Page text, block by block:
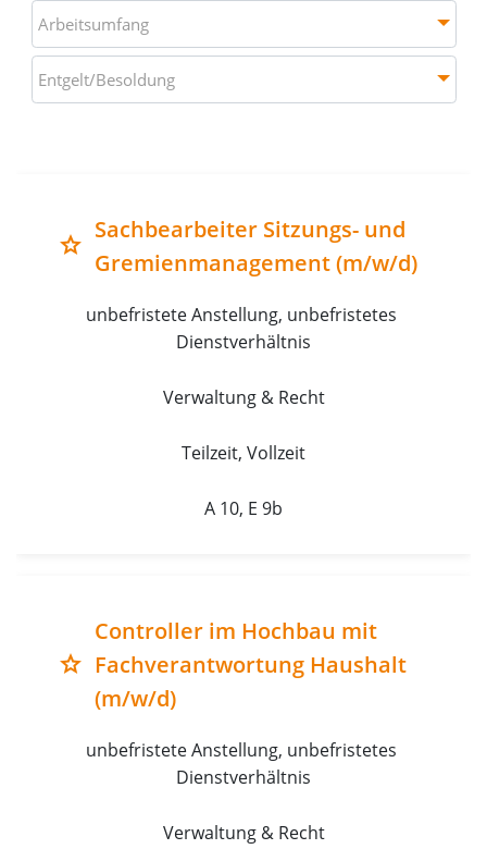
Arbeitsumfang
Arbeitsumfang
Entgelt/Besoldung
Entgelt/Besoldung
grade
Sachbearbeiter Sitzungs- und
Gremienmanagement (m/w/d)
unbefristete Anstellung, unbefristetes
Dienstverhältnis
Verwaltung & Recht
Teilzeit, Vollzeit
A 10, E 9b
grade
Controller im Hochbau mit
Fachverantwortung Haushalt
(m/w/d)
unbefristete Anstellung, unbefristetes
Dienstverhältnis
Verwaltung & Recht